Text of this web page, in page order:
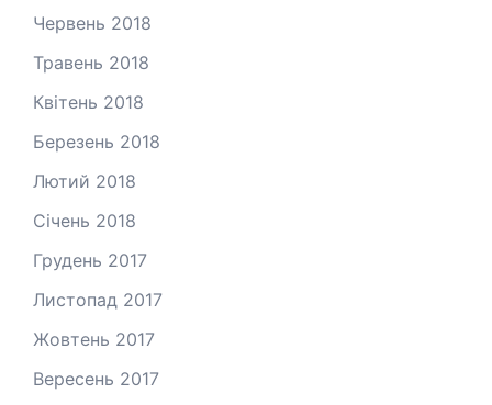
Червень 2018
Травень 2018
Квітень 2018
Березень 2018
Лютий 2018
Січень 2018
Грудень 2017
Листопад 2017
Жовтень 2017
Вересень 2017